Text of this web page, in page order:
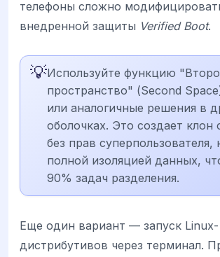
телефоны сложно
внедренной защиты Verified Boot.
💡Используйте функцию
пространство" (Second
или аналогичные решения в
оболочках. Это создает клон
без прав суперпользователя,
полной изоляцией данных,
90% задач разделения.
Еще один вариант — запуск Linux-
дистрибутивов через терминал.